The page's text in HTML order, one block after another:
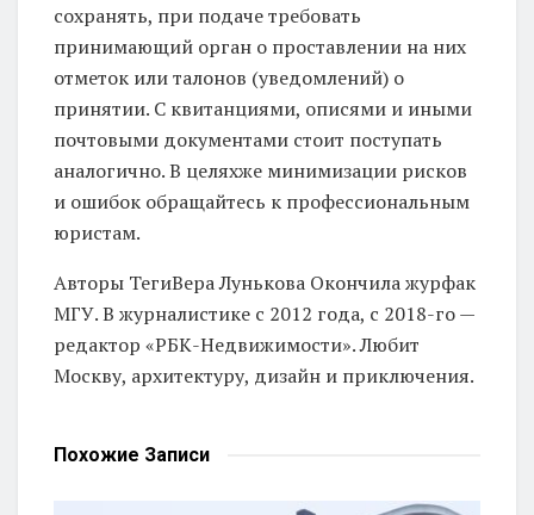
сохранять, при подаче требовать
принимающий орган о проставлении на них
отметок или талонов (уведомлений) о
принятии. С квитанциями, описями и иными
почтовыми документами стоит поступать
аналогично. В целяхже минимизации рисков
и ошибок обращайтесь к профессиональным
юристам.
Авторы ТегиВера Лунькова Окончила журфак
МГУ. В журналистике с 2012 года, с 2018-го —
редактор «РБК-Недвижимости». Любит
Москву, архитектуру, дизайн и приключения.
Похожие Записи